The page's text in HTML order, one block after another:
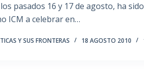
pasados 16 y 17 de agosto, ha
ICM a celebrar en…
Y SUS FRONTERAS 18 AGOSTO 2010